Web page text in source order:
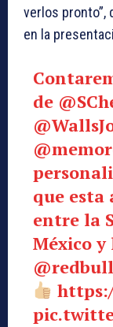
verlos pronto”,
en la
de
que esta
entre la
México